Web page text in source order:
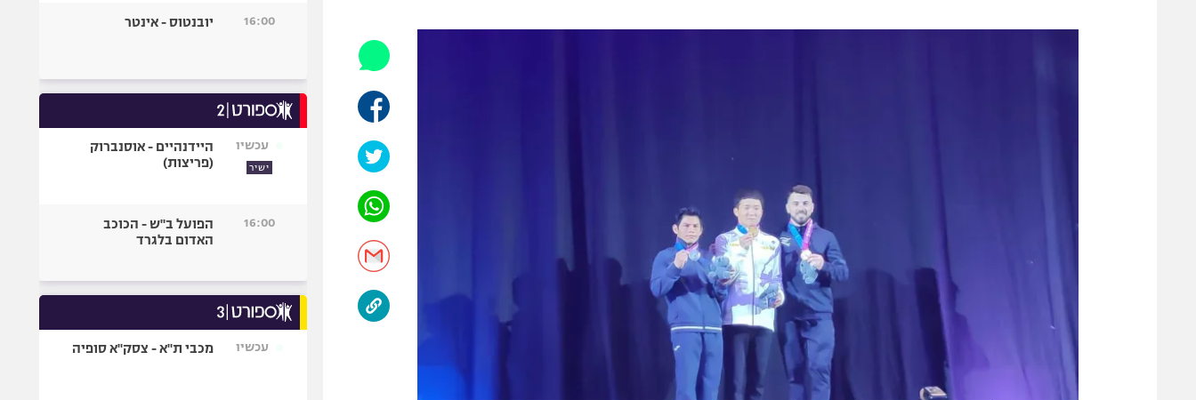
הצטרפות לחבילת הערוצים
תגיות
הפועל תל אביב
ליגה סינית
אופניים
כדורמים
פוטבול אמריקאי NFL
ספורט אתגרי
גיימינג E-Sports
16:00 יובנטוס - אינטר
עכשיו
ישיר
היידנהיים - אוסנברוק
(פריצות)
16:00
הפועל ב"ש - הכוכב
האדום בלגרד
עכשיו מכבי ת"א - צסק"א סופיה